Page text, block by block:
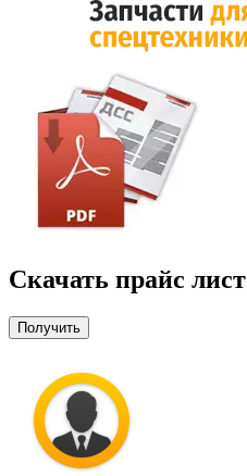
Скачать прайс лист
Получить